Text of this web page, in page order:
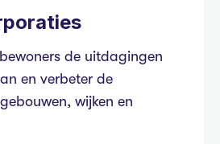
de uitdagingen
en verbeter de
wijken en